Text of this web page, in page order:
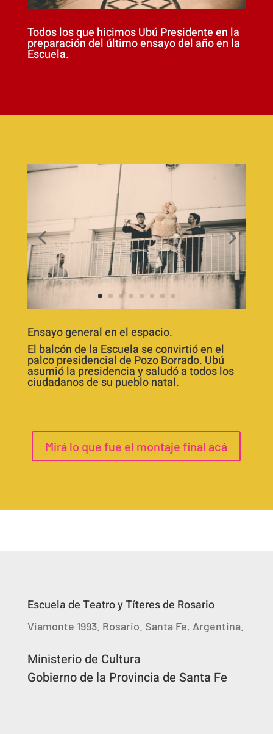
Todos los que hicimos Ubú Presidente en la
preparación del último ensayo del año en la
Escuela.
Ensayo general en el espacio.
El balcón de la Escuela se convirtió en el
palco presidencial de Pozo Borrado. Ubú
asumió la presidencia y saludó a todos los
ciudadanos de su pueblo natal.
Mirá lo que fue el montaje final acá
Escuela de Teatro y Títeres de Rosario
Viamonte 1993. Rosario. Santa Fe, Argentina.
Ministerio de Cultura
Gobierno de la Provincia de Santa Fe